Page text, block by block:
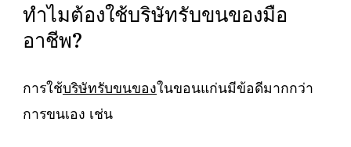
ทำไมต้องใช้บริษัทรับขนของมือ
อาชีพ?
การใช้บริษัทรับขนของในขอนแก่นมีข้อดีมากกว่า
การขนเอง เช่น